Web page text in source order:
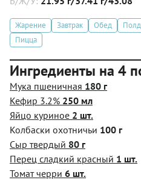
Жарение Завтрак Обед
Пицца
Ингредиенты на 4
Мука пшеничная 180 г
Кефир 3.2% 250 мл
Яйцо куриное 2 шт.
Колбаски охотничьи 100 г
Сыр твердый 80 г
Перец сладкий красный 1 шт.
Томат черри 6 шт.